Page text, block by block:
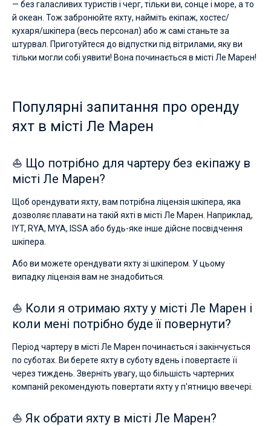
— без галасливих туристів і черг, тільки ви, сонце і море, а то
й океан. Тож забронюйте яхту, найміть екіпаж, хостес/
кухаря/шкіпера (весь персонал) або ж самі станьте за
штурвал. Приготуйтеся до відпустки під вітрилами, яку ви
тільки могли собі уявити! Вона починається в місті Ле Марен!
Популярні запитання про оренду
яхт в місті Ле Марен
⛵ Що потрібно для чартеру без екіпажу в
місті Ле Марен?
Щоб орендувати яхту, вам потрібна ліцензія шкіпера, яка
дозволяє плавати на такій яхті в місті Ле Марен. Наприклад,
IYT, RYA, MYA, ISSA або будь-яке інше дійсне посвідчення
шкіпера.
Або ви можете орендувати яхту зі шкіпером. У цьому
випадку ліцензія вам не знадобиться.
⛵ Коли я отримаю яхту у місті Ле Марен і
коли мені потрібно буде її повернути?
Період чартеру в місті Ле Марен починається і закінчується
по суботах. Ви берете яхту в суботу вдень і повертаєте її
через тиждень. Зверніть увагу, що більшість чартерних
компаній рекомендують повертати яхту у п'ятницю ввечері.
⛵ Як обрати яхту в місті Ле Марен?